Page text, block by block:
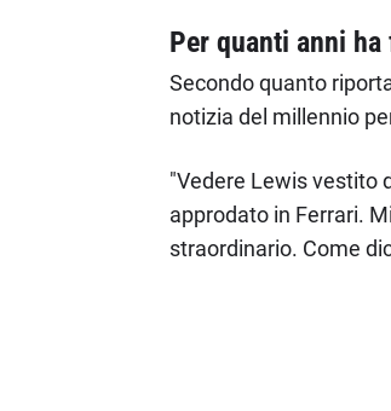
Per quanti anni
Secondo quanto
notizia del millennio
"Vedere Lewis vestito
approdato in Ferrari.
straordinario. Come